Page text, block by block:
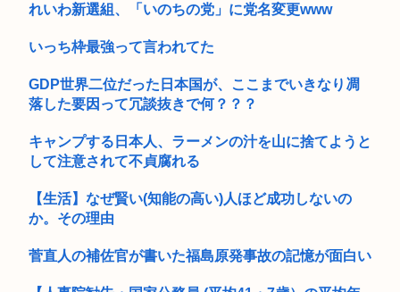
れいわ新選組、「いのちの党」に党名変更www
いっち枠最強って言われてた
GDP世界二位だった日本国が、ここまでいきなり凋
落した要因って冗談抜きで何？？？
キャンプする日本人、ラーメンの汁を山に捨てようと
して注意されて不貞腐れる
【生活】なぜ賢い(知能の高い)人ほど成功しないの
か。その理由
菅直人の補佐官が書いた福島原発事故の記憶が面白い